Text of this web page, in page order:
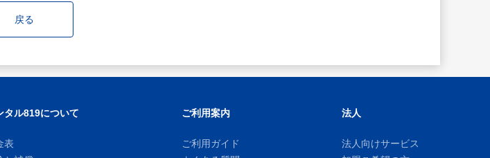
戻る
タル819について
表
ご利用案内
ご利用ガイド
法人
法人向けサービス